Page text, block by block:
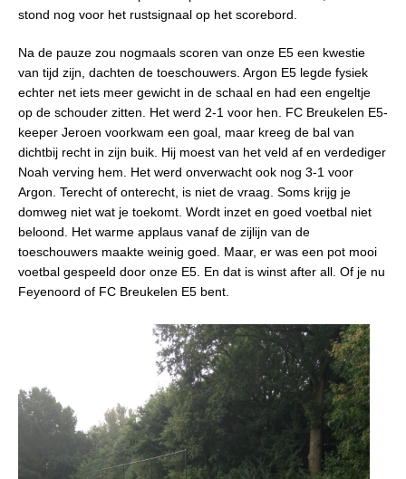
stond nog voor het rustsignaal op het scorebord.
Na de pauze zou nogmaals scoren van onze E5 een kwestie
van tijd zijn, dachten de toeschouwers. Argon E5 legde fysiek
echter net iets meer gewicht in de schaal en had een engeltje
op de schouder zitten. Het werd 2-1 voor hen. FC Breukelen E5-
keeper Jeroen voorkwam een goal, maar kreeg de bal van
dichtbij recht in zijn buik. Hij moest van het veld af en verdediger
Noah verving hem. Het werd onverwacht ook nog 3-1 voor
Argon. Terecht of onterecht, is niet de vraag. Soms krijg je
domweg niet wat je toekomt. Wordt inzet en goed voetbal niet
beloond. Het warme applaus vanaf de zijlijn van de
toeschouwers maakte weinig goed. Maar, er was een pot mooi
voetbal gespeeld door onze E5. En dat is winst after all. Of je nu
Feyenoord of FC Breukelen E5 bent.